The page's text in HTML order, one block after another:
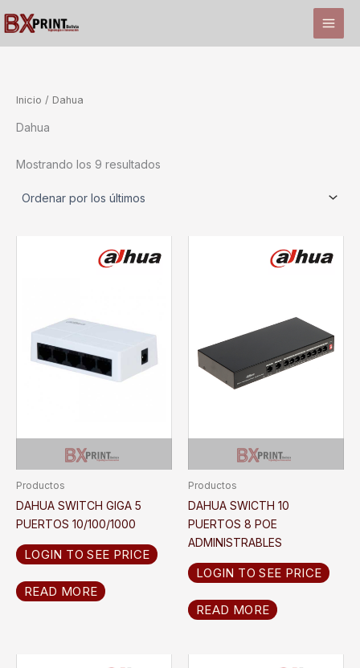
al
contenido
Inicio / Dahua
Dahua
Mostrando los 9 resultados
Productos
DAHUA SWITCH GIGA 5
PUERTOS 10/100/1000
LOGIN TO SEE PRICE
READ MORE
Productos
DAHUA SWICTH 10
PUERTOS 8 POE
ADMINISTRABLES
LOGIN TO SEE PRICE
READ MORE